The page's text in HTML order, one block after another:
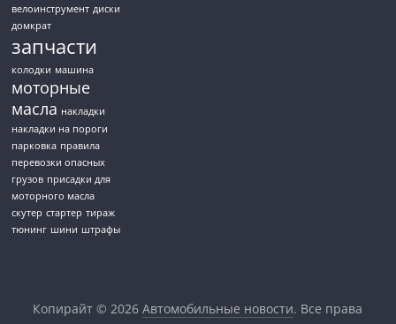
велоинструмент диски
домкрат
запчасти
колодки машина
моторные
масла накладки
накладки на пороги
парковка правила
перевозки опасных
грузов присадки для
моторного масла
скутер стартер тираж
тюнинг шини штрафы
Копирайт © 2026Автомобильные новости. Все права